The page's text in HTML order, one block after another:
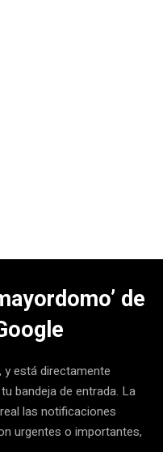
de
y está directamente
bandeja de entrada. La
las notificaciones
urgentes o importantes,